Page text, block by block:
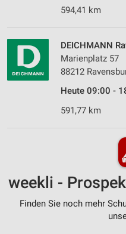
594,41 km
DEICHMANN
Marienplatz 57
88212
Heute 09:00 -
591,77 km
weekli -
Finden Sie noch mehr